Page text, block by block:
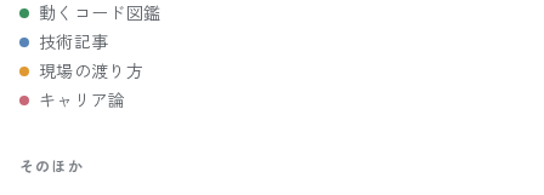
動くコード図鑑
技術記事
現場の渡り方
キャリア論
そのほか